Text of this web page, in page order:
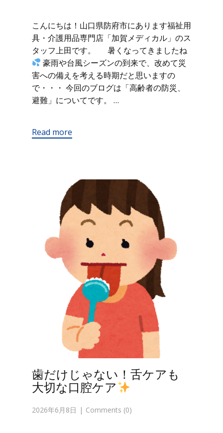
こんにちは！山口県防府市にあります福祉用
具・介護用品専門店「加賀メディカル」のス
タッフ上田です。 暑くなってきましたね
豪雨や台風シーズンの到来で、改めて災
害への備えを考える時期だと思いますの
で・・・ 今回のブログは「高齢者の防災、
避難」についてです。 …
Read more
歯だけじゃない！舌ケアも
大切な口腔ケア
2026年6月8日 Comments (0)